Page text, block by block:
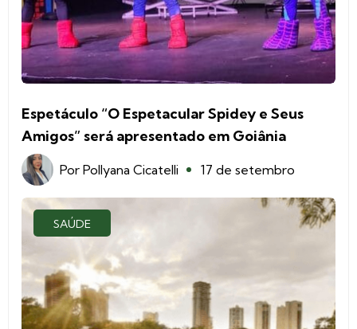
Espetáculo “O Espetacular Spidey e Seus
Amigos” será apresentado em Goiânia
Por Pollyana Cicatelli 17 de setembro
SAÚDE